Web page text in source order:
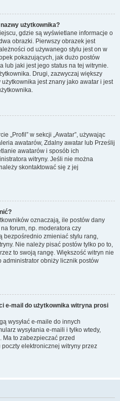
użytkownika?
gdzie są wyświetlane informacje o
obrazki. Pierwszy obrazek jest
od używanego stylu jest on w
pokazujących, jak dużo postów
lub jaki jest jego status na tej witrynie.
Drugi, zazwyczaj większy
jest znany jako awatar i jest
„Profil” w sekcji „Awatar”, używając
awatarów, Zdalny awatar lub Prześlij
awatarów i sposób ich
witryny. Jeśli nie można
skontaktować się z jej
oznaczają, ile postów dany
forum, np. moderatora czy
bezpośrednio zmieniać stylu rang,
Nie należy pisać postów tylko po to,
to swoją rangę. Większość witryn nie
administrator obniży licznik postów
e-mail do użytkownika witryna prosi
wysyłać e-maile do innych
wysyłania e-maili i tylko wtedy,
Ma to zabezpieczać przed
elektronicznej witryny przez